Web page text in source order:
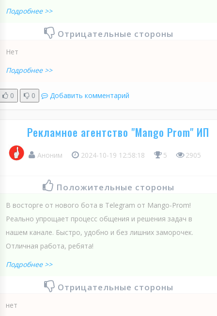
Подробнее >>
Отрицательные стороны
Нет
Подробнее >>
0 0 Добавить комментарий
Рекламное агентство "Mango Prom" ИП
Аноним 2024-10-19 12:58:18 5 2905
Положительные стороны
В восторге от нового бота в Telegram от Mango-Prom!
Реально упрощает процесс общения и решения задач в
нашем канале. Быстро, удобно и без лишних заморочек.
Отличная работа, ребята!
Подробнее >>
Отрицательные стороны
нет